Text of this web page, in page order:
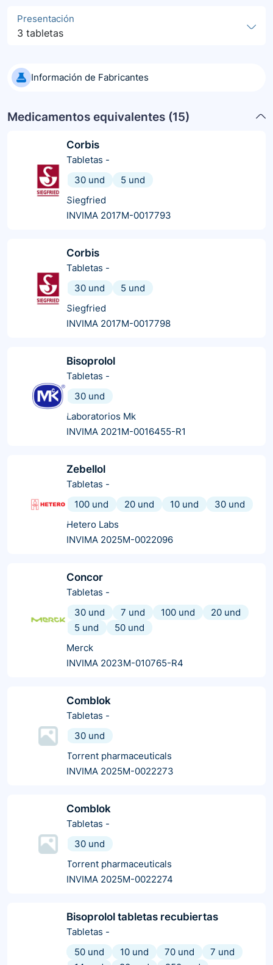
Presentación
3 tabletas
Información de Fabricantes
Medicamentos equivalentes (15)
Corbis
Tabletas -
30 und
5 und
Siegfried
INVIMA 2017M-0017793
Corbis
Tabletas -
30 und
5 und
Siegfried
INVIMA 2017M-0017798
Bisoprolol
Tabletas -
30 und
Laboratorios Mk
INVIMA 2021M-0016455-R1
Zebellol
Tabletas -
100 und
20 und 10 und
30 und
Hetero Labs
INVIMA 2025M-0022096
Concor
Tabletas -
30 und
7 und 100 und
20 und
5 und
50 und
Merck
INVIMA 2023M-010765-R4
Comblok
Tabletas -
30 und
Torrent pharmaceuticals
INVIMA 2025M-0022273
Comblok
Tabletas -
30 und
Torrent pharmaceuticals
INVIMA 2025M-0022274
Bisoprolol tabletas recubiertas
Tabletas -
50 und
10 und 70 und
7 und